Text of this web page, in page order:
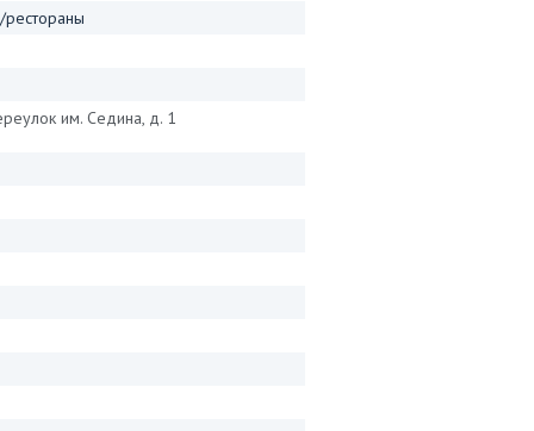
им. Седина, д. 1